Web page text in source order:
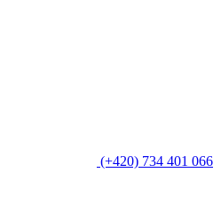
(+420) 734 401 066